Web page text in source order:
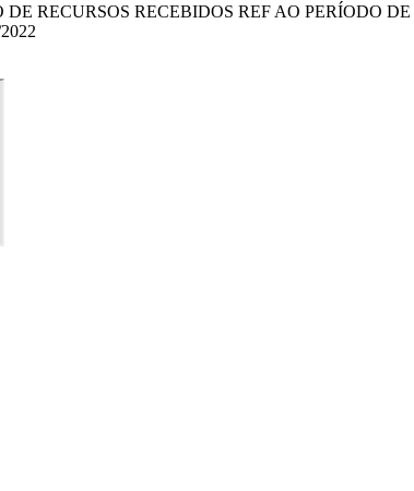
RECURSOS RECEBIDOS REF AO PERÍODO